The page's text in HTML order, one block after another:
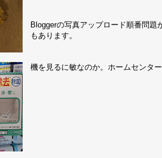
Bloggerの写真アップロード順番問
もあります。
機を見るに敏なのか。ホームセンタ